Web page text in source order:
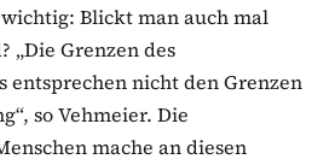
Blickt man auch mal
„Die Grenzen des
entsprechen nicht den Grenzen
so Vehmeier. Die
mache an diesen